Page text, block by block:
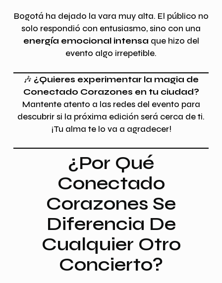
Bogotá ha dejado la vara muy alta. El público no
solo respondió con entusiasmo, sino con una
energía emocional intensa que hizo del
evento algo irrepetible.
🎶 ¿Quieres experimentar la magia de
Conectado Corazones en tu ciudad?
Mantente atento a las redes del evento para
descubrir si la próxima edición será cerca de ti.
¡Tu alma te lo va a agradecer!
¿Por Qué
Conectado
Corazones Se
Diferencia De
Cualquier Otro
Concierto?